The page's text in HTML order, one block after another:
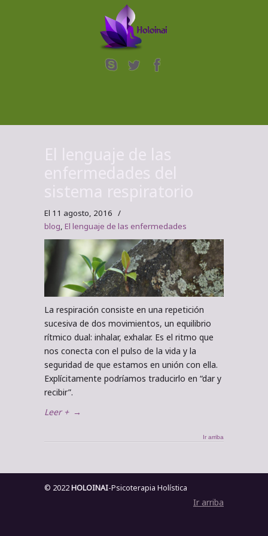
El 11 agosto, 2016 /
blog, El lenguaje de las enfermedades
La respiración consiste en una repetición
sucesiva de dos movimientos, un equilibrio
rítmico dual: inhalar, exhalar. Es el ritmo que
nos conecta con el pulso de la vida y la
seguridad de que estamos en unión con ella.
Explícitamente podríamos traducirlo en “dar y
recibir”.
Leer + →
Ir arriba
© 2022HOLOINAI-Psicoterapia Holística
Ir arriba